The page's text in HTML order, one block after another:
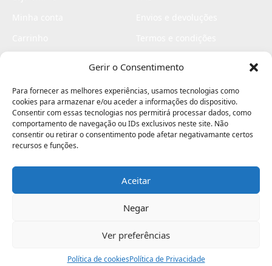
Gerir o Consentimento
Para fornecer as melhores experiências, usamos tecnologias como
cookies para armazenar e/ou aceder a informações do dispositivo.
Consentir com essas tecnologias nos permitirá processar dados, como
comportamento de navegação ou IDs exclusivos neste site. Não
consentir ou retirar o consentimento pode afetar negativamante certos
recursos e funções.
Aceitar
Negar
Ver preferências
Política de cookiesPolítica de Privacidade
Livro de elogios
Electromaquinas ©2026
contágio - agência criativa
Assistência Ajuda Minha Conta